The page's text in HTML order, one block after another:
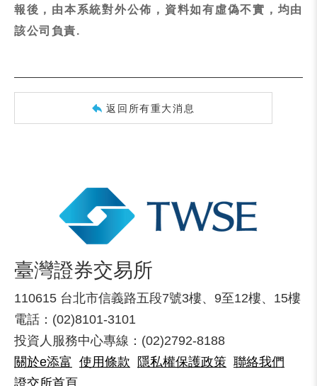
報後，由本系統對外公佈，資料如有虛偽不實，均由
該公司負責.
返回所有重大消息
臺灣證券交易所
110615 台北市信義路五段7號3樓、9至12樓、15樓
電話：(02)8101-3101
投資人服務中心專線：(02)2792-8188
關於e添富 使用條款 隱私權保護政策 聯絡我們
證交所首頁